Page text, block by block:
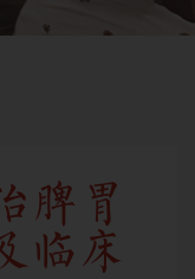
脾胃
临床